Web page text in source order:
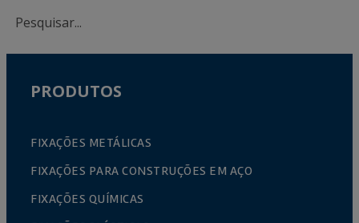
PRODUTOS
FIXAÇÕES METÁLICAS
FIXAÇÕES PARA CONSTRUÇÕES EM AÇO
FIXAÇÕES QUÍMICAS